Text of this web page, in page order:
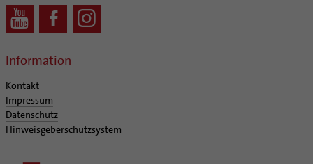
Information
Kontakt
Impressum
Datenschutz
Hinweisgeberschutzsystem